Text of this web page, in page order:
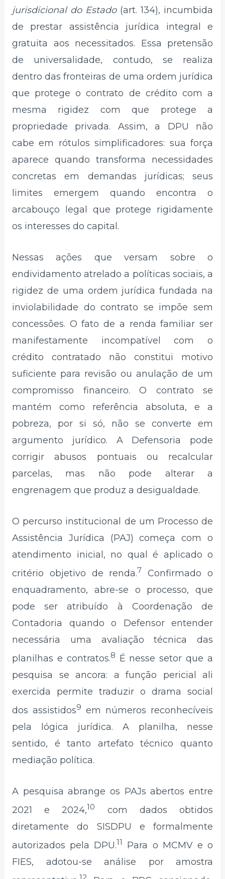
jurisdicional do Estado(art. 134), incumbida
de prestar assistência jurídica integral e
gratuita aos necessitados. Essa pretensão
de universalidade, contudo, se realiza
dentro das fronteiras de uma ordem jurídica
que protege o contrato de crédito com a
mesma rigidez com que protege a
propriedade privada. Assim, a DPU não
cabe em rótulos simplificadores: sua força
aparece quando transforma necessidades
concretas em demandas jurídicas; seus
limites emergem quando encontra o
arcabouço legal que protege rigidamente
os interesses do capital.
Nessas ações que versam sobre o
endividamento atrelado a políticas sociais, a
rigidez de uma ordem jurídica fundada na
inviolabilidade do contrato se impõe sem
concessões. O fato de a renda familiar ser
manifestamente incompatível com o
crédito contratado não constitui motivo
suficiente para revisão ou anulação de um
compromisso financeiro. O contrato se
mantém como referência absoluta, e a
pobreza, por si só, não se converte em
argumento jurídico. A Defensoria pode
corrigir abusos pontuais ou recalcular
parcelas, mas não pode alterar a
engrenagem que produz a desigualdade.
O percurso institucional de um Processo de
Assistência Jurídica (PAJ) começa com o
atendimento inicial, no qual é aplicado o
critério objetivo de renda.7
Confirmado o
enquadramento, abre-se o processo, que
pode ser atribuído à Coordenação de
Contadoria quando o Defensor entender
necessária uma avaliação técnica das
planilhas e contratos.8 É nesse setor que a
pesquisa se ancora: a função pericial ali
exercida permite traduzir o drama social
dos assistidos9 em números reconhecíveis
pela lógica jurídica. A planilha, nesse
sentido, é tanto artefato técnico quanto
mediação política.
A pesquisa abrange os PAJs abertos entre
2021 e 2024,10
com dados obtidos
diretamente do SISDPU e formalmente
autorizados pela DPU.11
Para o MCMV e o
FIES, adotou-se análise por amostra